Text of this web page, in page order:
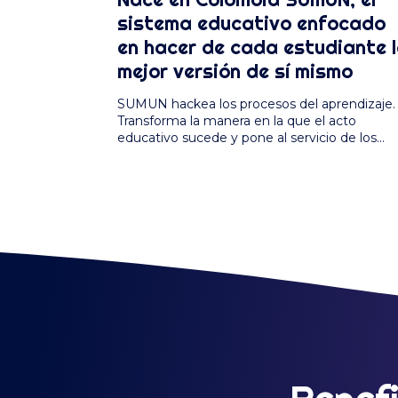
sistema educativo enfocado
en hacer de cada estudiante
mejor versión de sí mismo
SUMUN hackea los procesos del aprendizaje.
Transforma la manera en la que el acto
educativo sucede y pone al servicio de los